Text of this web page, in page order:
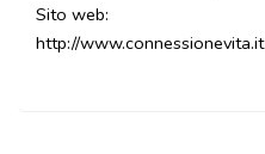
Sito web:
http://www.connessionevita.it